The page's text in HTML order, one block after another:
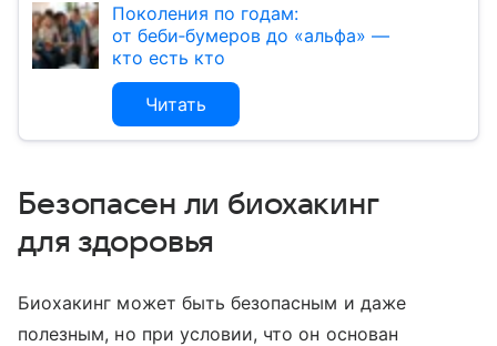
Поколения по годам:
от беби‑бумеров до «альфа» —
кто есть кто
Читать
Безопасен ли биохакинг
для здоровья
Биохакинг может быть безопасным и даже
полезным, но при условии, что он основан